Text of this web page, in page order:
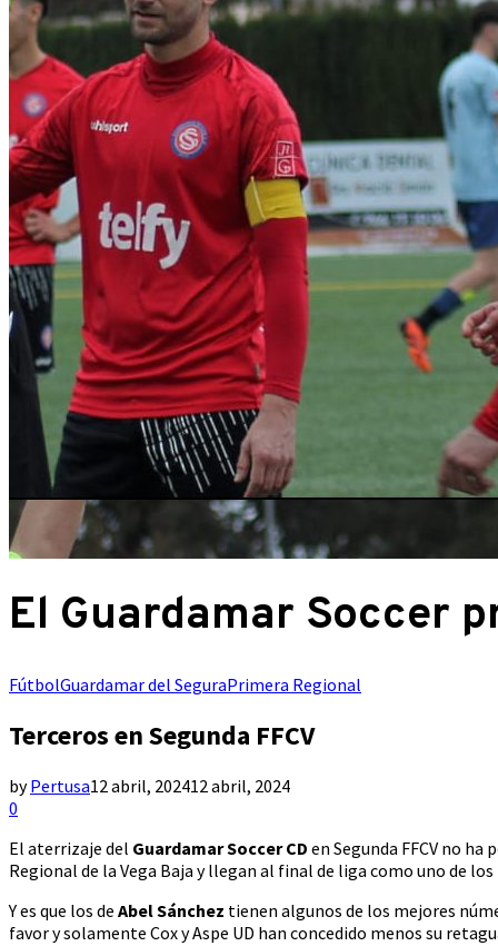
El Guardamar Soccer
FútbolGuardamar del SeguraPrimera Regional
Terceros en Segunda FFCV
byPertusa12 abril, 202412 abril, 2024
0
El aterrizaje del Guardamar Soccer CD en Segunda FFCV no
Regional de la Vega Baja y llegan al final de liga como uno de
Y es que los de Abel Sánchez tienen algunos de los mejores
favor y solamente Cox y Aspe UD han concedido menos su